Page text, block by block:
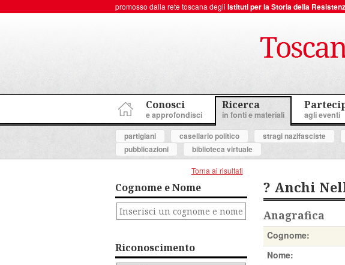
promosso dalla rete toscana degli Istituti per la Storia della
Conosci
e approfondisci
Ricerca
in fonti e materiali agli eventi
partigiani
casellario politico stragi nazifasciste
pubblicazioni
biblioteca virtuale
Cognome e Nome
Riconoscimento
Torna ai risultati
? Anchi
Anagrafica
Cognome:
Nome: